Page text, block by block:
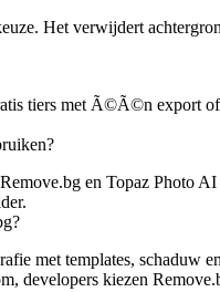
Het verwijdert
tiers met Ã©Ã©n export
en Topaz Photo
met templates,
developers kiezen